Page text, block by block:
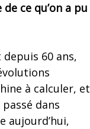
ce qu’on a pu
60 ans,
à calculer, et
dans
aujourd’hui,